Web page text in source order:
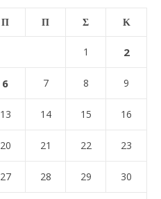
Π Π Σ Κ
1 2
6 7 8 9
13 14 15 16
20 21 22 23
27 28 29 30